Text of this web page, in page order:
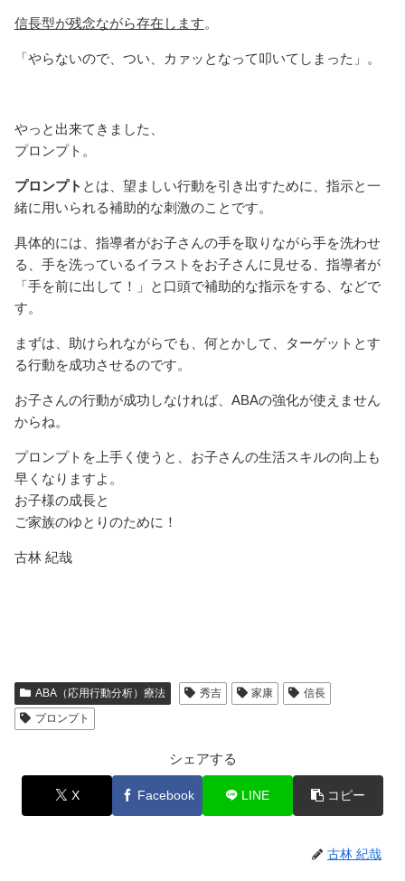
信長型が残念ながら存在します。
「やらないので、つい、カァッとなって叩いてしまった」。
やっと出来てきました、
プロンプト。
プロンプト とは、望ましい行動を引き出すために、指示と一
緒に用いられる補助的な刺激のことです。
具体的には、指導者がお子さんの手を取りながら手を洗わせ
る、手を洗っているイラストをお子さんに見せる、指導者が
「手を前に出して！」と口頭で補助的な指示をする、などで
す。
まずは、助けられながらでも、何とかして、ターゲットとす
る行動を成功させるのです。
お子さんの行動が成功しなければ、ABAの強化が使えません
からね。
プロンプトを上手く使うと、お子さんの生活スキルの向上も
早くなりますよ。
お子様の成長と
ご家族のゆとりのために！
古林 紀哉
ABA（応用行動分析）療法 秀吉 家康
信長
プロンプト
シェアする
X Facebook LINE コピー
古林 紀哉